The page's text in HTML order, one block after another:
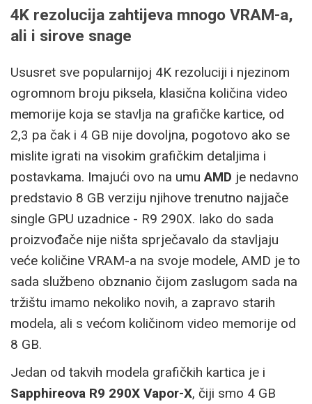
4K rezolucija zahtijeva mnogo VRAM-a,
ali i sirove snage
Ususret sve popularnijoj 4K rezoluciji i njezinom
ogromnom broju piksela, klasična količina video
memorije koja se stavlja na grafičke kartice, od
2,3 pa čak i 4 GB nije dovoljna, pogotovo ako se
mislite igrati na visokim grafičkim detaljima i
postavkama. Imajući ovo na umuAMD je nedavno
predstavio 8 GB verziju njihove trenutno najjače
single GPU uzadnice - R9 290X. Iako do sada
proizvođače nije ništa sprječavalo da stavljaju
veće količine VRAM-a na svoje modele, AMD je to
sada službeno obznanio čijom zaslugom sada na
tržištu imamo nekoliko novih, a zapravo starih
modela, ali s većom količinom video memorije od
8 GB.
Jedan od takvih modela grafičkih kartica je i
Sapphireova R9 290X Vapor-X, čiji smo 4 GB